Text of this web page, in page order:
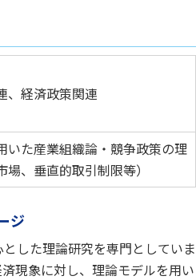
、経済政策関連
いた産業組織論・競争政策の理
、垂直的取引制限等）
ジ
した理論研究を専門としていま
現象に対し、理論モデルを用い